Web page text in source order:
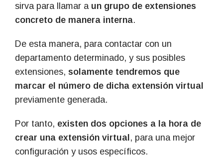
sirva para llamar a un grupo de extensiones
concreto de manera interna.
De esta manera, para contactar con un
departamento determinado, y sus posibles
extensiones, solamente tendremos que
marcar el número de dicha extensión virtual
previamente generada.
Por tanto, existen dos opciones a la hora de
crear una extensión virtual, para una mejor
configuración y usos específicos.